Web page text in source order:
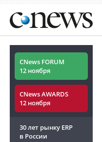
CNews FORUM
12 ноября
CNews AWARDS
12 ноября
30 лет рынку ERP
в России